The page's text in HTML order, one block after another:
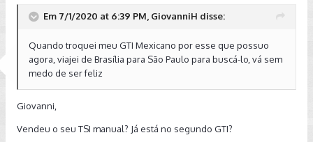
Em 7/1/2020 at 6:39 PM, GiovanniH disse:
Quando troquei meu GTI Mexicano por esse que possuo
agora, viajei de Brasília para São Paulo para buscá-lo, vá sem
medo de ser feliz
Giovanni,
Vendeu o seu TSI manual? Já está no segundo GTI?